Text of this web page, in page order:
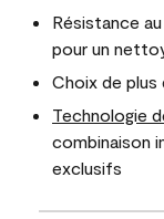
Résistance
pour un
Choix de plus
Technologie
combinaison
exclusifs